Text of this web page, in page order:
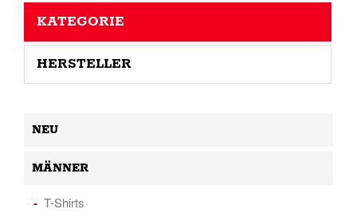
KATEGORIE
HERSTELLER
NEU
MÄNNER
T-Shirts